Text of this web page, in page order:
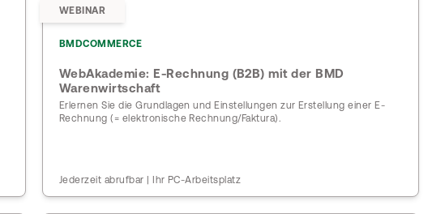
WEBINAR
BMDCOMMERCE
WebAkademie: E-Rechnung (B2B) mit der BMD
Warenwirtschaft
Erlernen Sie die Grundlagen und Einstellungen zur Erstellung einer E-
Rechnung (= elektronische Rechnung/Faktura).
Jederzeit abrufbar | Ihr PC-Arbeitsplatz